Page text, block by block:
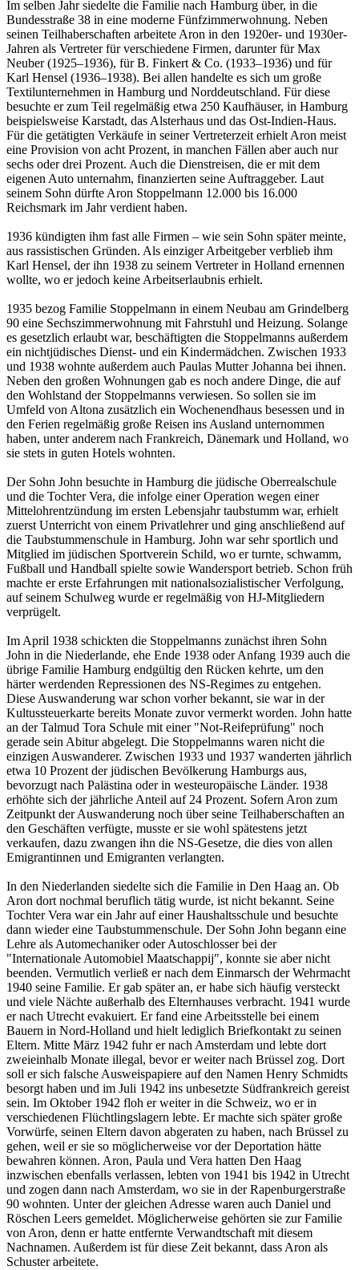
Im selben Jahr siedelte die Familie nach Hamburg über, in die
Bundesstraße 38 in eine moderne Fünfzimmerwohnung. Neben
seinen Teilhaberschaften arbeitete Aron in den 1920er- und 1930er-
Jahren als Vertreter für verschiedene Firmen, darunter für Max
Neuber (1925–1936), für B. Finkert & Co. (1933–1936) und für
Karl Hensel (1936–1938). Bei allen handelte es sich um große
Textilunternehmen in Hamburg und Norddeutschland. Für diese
besuchte er zum Teil regelmäßig etwa 250 Kaufhäuser, in Hamburg
beispielsweise Karstadt, das Alsterhaus und das Ost-Indien-Haus.
Für die getätigten Verkäufe in seiner Vertreterzeit erhielt Aron meist
eine Provision von acht Prozent, in manchen Fällen aber auch nur
sechs oder drei Prozent. Auch die Dienstreisen, die er mit dem
eigenen Auto unternahm, finanzierten seine Auftraggeber. Laut
seinem Sohn dürfte Aron Stoppelmann 12.000 bis 16.000
Reichsmark im Jahr verdient haben.
1936 kündigten ihm fast alle Firmen – wie sein Sohn später meinte,
aus rassistischen Gründen. Als einziger Arbeitgeber verblieb ihm
Karl Hensel, der ihn 1938 zu seinem Vertreter in Holland ernennen
wollte, wo er jedoch keine Arbeitserlaubnis erhielt.
1935 bezog Familie Stoppelmann in einem Neubau am Grindelberg
90 eine Sechszimmerwohnung mit Fahrstuhl und Heizung. Solange
es gesetzlich erlaubt war, beschäftigten die Stoppelmanns außerdem
ein nichtjüdisches Dienst- und ein Kindermädchen. Zwischen 1933
und 1938 wohnte außerdem auch Paulas Mutter Johanna bei ihnen.
Neben den großen Wohnungen gab es noch andere Dinge, die auf
den Wohlstand der Stoppelmanns verwiesen. So sollen sie im
Umfeld von Altona zusätzlich ein Wochenendhaus besessen und in
den Ferien regelmäßig große Reisen ins Ausland unternommen
haben, unter anderem nach Frankreich, Dänemark und Holland, wo
sie stets in guten Hotels wohnten.
Der Sohn John besuchte in Hamburg die jüdische Oberrealschule
und die Tochter Vera, die infolge einer Operation wegen einer
Mittelohrentzündung im ersten Lebensjahr taubstumm war, erhielt
zuerst Unterricht von einem Privatlehrer und ging anschließend auf
die Taubstummenschule in Hamburg. John war sehr sportlich und
Mitglied im jüdischen Sportverein Schild, wo er turnte, schwamm,
Fußball und Handball spielte sowie Wandersport betrieb. Schon früh
machte er erste Erfahrungen mit nationalsozialistischer Verfolgung,
auf seinem Schulweg wurde er regelmäßig von HJ-Mitgliedern
verprügelt.
Im April 1938 schickten die Stoppelmanns zunächst ihren Sohn
John in die Niederlande, ehe Ende 1938 oder Anfang 1939 auch die
übrige Familie Hamburg endgültig den Rücken kehrte, um den
härter werdenden Repressionen des NS-Regimes zu entgehen.
Diese Auswanderung war schon vorher bekannt, sie war in der
Kultussteuerkarte bereits Monate zuvor vermerkt worden. John hatte
an der Talmud Tora Schule mit einer "Not-Reifeprüfung" noch
gerade sein Abitur abgelegt. Die Stoppelmanns waren nicht die
einzigen Auswanderer. Zwischen 1933 und 1937 wanderten jährlich
etwa 10 Prozent der jüdischen Bevölkerung Hamburgs aus,
bevorzugt nach Palästina oder in westeuropäische Länder. 1938
erhöhte sich der jährliche Anteil auf 24 Prozent. Sofern Aron zum
Zeitpunkt der Auswanderung noch über seine Teilhaberschaften an
den Geschäften verfügte, musste er sie wohl spätestens jetzt
verkaufen, dazu zwangen ihn die NS-Gesetze, die dies von allen
Emigrantinnen und Emigranten verlangten.
In den Niederlanden siedelte sich die Familie in Den Haag an. Ob
Aron dort nochmal beruflich tätig wurde, ist nicht bekannt. Seine
Tochter Vera war ein Jahr auf einer Haushaltsschule und besuchte
dann wieder eine Taubstummenschule. Der Sohn John begann eine
Lehre als Automechaniker oder Autoschlosser bei der
"Internationale Automobiel Maatschappij", konnte sie aber nicht
beenden. Vermutlich verließ er nach dem Einmarsch der Wehrmacht
1940 seine Familie. Er gab später an, er habe sich häufig versteckt
und viele Nächte außerhalb des Elternhauses verbracht. 1941 wurde
er nach Utrecht evakuiert. Er fand eine Arbeitsstelle bei einem
Bauern in Nord-Holland und hielt lediglich Briefkontakt zu seinen
Eltern. Mitte März 1942 fuhr er nach Amsterdam und lebte dort
zweieinhalb Monate illegal, bevor er weiter nach Brüssel zog. Dort
soll er sich falsche Ausweispapiere auf den Namen Henry Schmidts
besorgt haben und im Juli 1942 ins unbesetzte Südfrankreich gereist
sein. Im Oktober 1942 floh er weiter in die Schweiz, wo er in
verschiedenen Flüchtlingslagern lebte. Er machte sich später große
Vorwürfe, seinen Eltern davon abgeraten zu haben, nach Brüssel zu
gehen, weil er sie so möglicherweise vor der Deportation hätte
bewahren können. Aron, Paula und Vera hatten Den Haag
inzwischen ebenfalls verlassen, lebten von 1941 bis 1942 in Utrecht
und zogen dann nach Amsterdam, wo sie in der Rapenburgerstraße
90 wohnten. Unter der gleichen Adresse waren auch Daniel und
Röschen Leers gemeldet. Möglicherweise gehörten sie zur Familie
von Aron, denn er hatte entfernte Verwandtschaft mit diesem
Nachnamen. Außerdem ist für diese Zeit bekannt, dass Aron als
Schuster arbeitete.